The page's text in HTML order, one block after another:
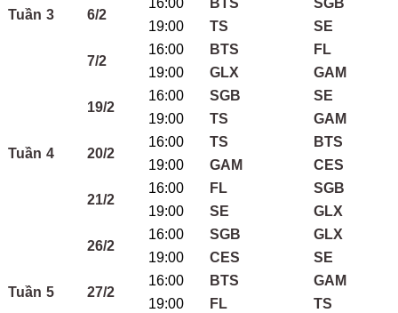
Tuần 3 6/2
16:00 BTS
SGB
19:00
TS SE
7/2
16:00 BTS
FL
19:00
GLX GAM
Tuần 4
19/2
16:00 SGB
SE
19:00
TS GAM
20/2
16:00 TS
BTS
19:00
GAM CES
21/2
16:00 FL
SGB
19:00
SE GLX
Tuần 5
26/2
16:00 SGB
GLX
19:00
CES SE
27/2
16:00 BTS
GAM
19:00
FL TS